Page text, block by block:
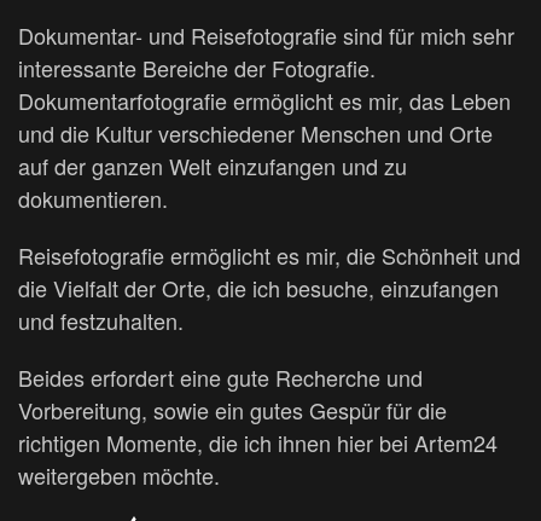
Dokumentar- und Reisefotografie sind für mich sehr
interessante Bereiche der Fotografie.
Dokumentarfotografie ermöglicht es mir, das Leben
und die Kultur verschiedener Menschen und Orte
auf der ganzen Welt einzufangen und zu
dokumentieren.
Reisefotografie ermöglicht es mir, die Schönheit und
die Vielfalt der Orte, die ich besuche, einzufangen
und festzuhalten.
Beides erfordert eine gute Recherche und
Vorbereitung, sowie ein gutes Gespür für die
richtigen Momente, die ich ihnen hier bei Artem24
weitergeben möchte.